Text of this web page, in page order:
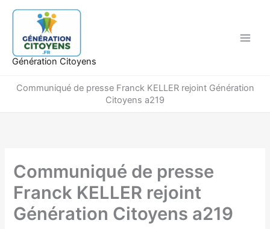
Aller
contenu
Génération Citoyens
Communiqué de presse Franck KELLER rejoint Génération
Citoyens a219
Communiqué de presse
Franck KELLER rejoint
Génération Citoyens a219